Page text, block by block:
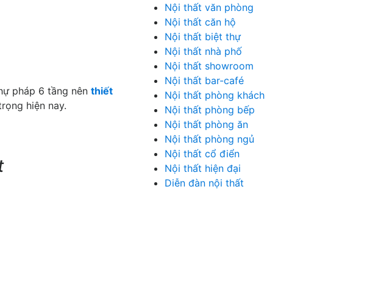
pháp 6 tầng nên thiết
hiện nay.
Nội thất văn phòng
Nội thất căn hộ
Nội thất biệt thự
Nội thất nhà phố
Nội thất showroom
Nội thất bar-café
Nội thất phòng khách
Nội thất phòng bếp
Nội thất phòng ăn
Nội thất phòng ngủ
Nội thất cổ điển
Nội thất hiện đại
Diễn đàn nội thất